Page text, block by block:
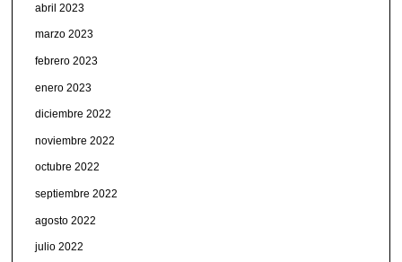
abril 2023
marzo 2023
febrero 2023
enero 2023
diciembre 2022
noviembre 2022
octubre 2022
septiembre 2022
agosto 2022
julio 2022